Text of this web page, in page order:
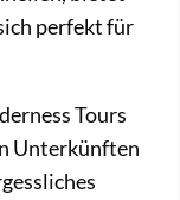
perfekt für
Tours
Unterkünften